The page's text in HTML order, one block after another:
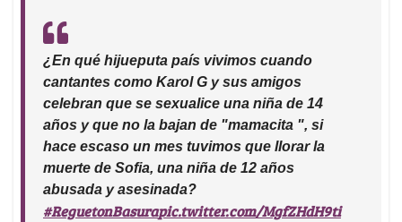
¿En qué hijueputa país vivimos cuando
cantantes como Karol G y sus amigos
celebran que se sexualice una niña de 14
años y que no la bajan de "mamacita ", si
hace escaso un mes tuvimos que llorar la
muerte de Sofia, una niña de 12 años
abusada y asesinada?
#ReguetonBasurapic.twitter.com/MgfZHdH9ti